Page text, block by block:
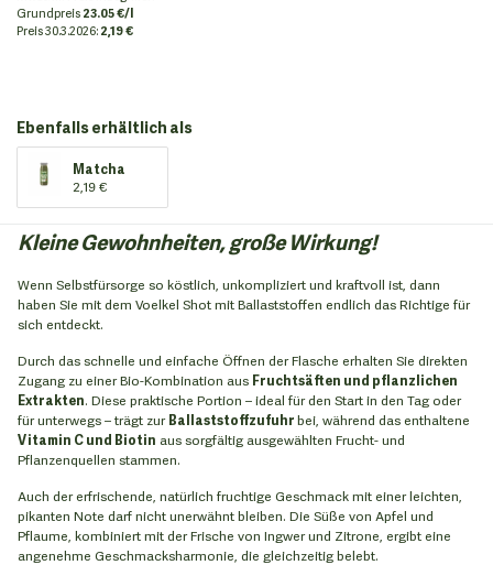
Grundpreis23.05 €/l
Preis30.3.2026:2,19 €
Ebenfalls erhältlich als
Matcha
2,19 €
Kleine Gewohnheiten, große Wirkung!
Wenn Selbstfürsorge so köstlich, unkompliziert und kraftvoll ist, dann
haben Sie mit dem Voelkel Shot mit Ballaststoffen endlich das Richtige für
sich entdeckt.
Durch das schnelle und einfache Öffnen der Flasche erhalten Sie direkten
Zugang zu einer Bio-Kombination aus Fruchtsäften und pflanzlichen
Extrakten. Diese praktische Portion – ideal für den Start in den Tag oder
für unterwegs – trägt zurBallaststoffzufuhrbei, während das enthaltene
Vitamin C und Biotin aus sorgfältig ausgewählten Frucht- und
Pflanzenquellen stammen.
Auch der erfrischende, natürlich fruchtige Geschmack mit einer leichten,
pikanten Note darf nicht unerwähnt bleiben. Die Süße von Apfel und
Pflaume, kombiniert mit der Frische von Ingwer und Zitrone, ergibt eine
angenehme Geschmacksharmonie, die gleichzeitig belebt.